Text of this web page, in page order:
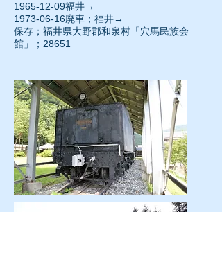
1965-12-09福井→
1973-06-16廃車；福井→
保存；福井県大野郡和泉村「穴馬民族会
館」；28651